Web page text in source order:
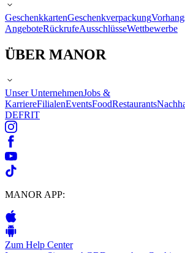
GeschenkkartenGeschenkverpackung
AngeboteRückrufeAusschlüsseWettbewerbe
ÜBER MANOR
Unser UnternehmenJobs &
KarriereFilialenEventsFoodRestaurants
DEFRIT
MANOR APP:
Zum Help Center